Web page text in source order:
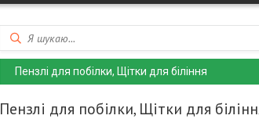
Пензлі для побілки, Щітки для біління
Пензлі для побілки, Щітки для